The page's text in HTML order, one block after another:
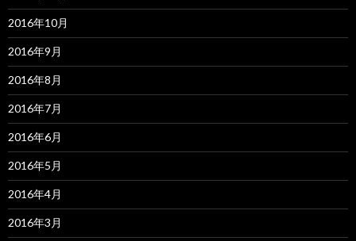
2016年10月
2016年9月
2016年8月
2016年7月
2016年6月
2016年5月
2016年4月
2016年3月